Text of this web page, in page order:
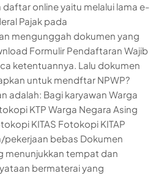
daftar online yaitu melalui lama e-
Pajak pada
mengunggah dokumen yang
Formulir Pendaftaran Wajib
ketentuannya. Lalu dokumen
untuk mendftar NPWP?
adalah: Bagi karyawan Warga
KTP Warga Negara Asing
KITAS Fotokopi KITAP
pekerjaan bebas Dokumen
menunjukkan tempat dan
bermaterai yang